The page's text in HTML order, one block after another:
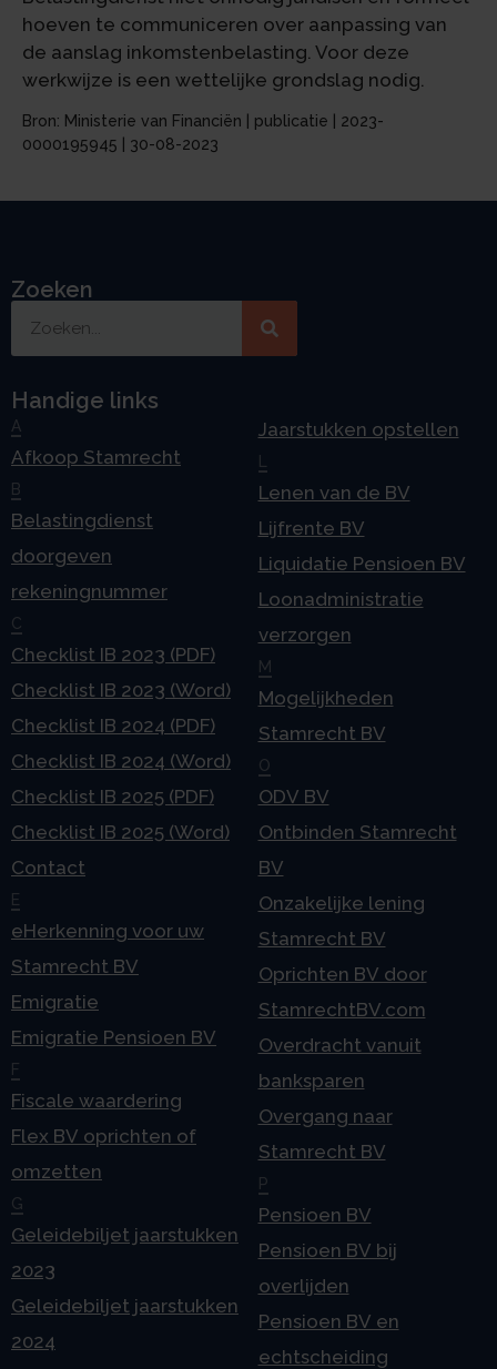
hoeven te communiceren over aanpassing van
de aanslag inkomstenbelasting. Voor deze
werkwijze is een wettelijke grondslag nodig.
Bron: Ministerie van Financiën | publicatie | 2023-
0000195945 | 30-08-2023
Zoeken
Handige links
A
Afkoop Stamrecht
B
Belastingdienst
doorgeven
rekeningnummer
C
Checklist IB 2023 (PDF)
Checklist IB 2023 (Word)
Checklist IB 2024 (PDF)
Checklist IB 2024 (Word)
Checklist IB 2025 (PDF)
Checklist IB 2025 (Word)
Contact
E
eHerkenning voor uw
Stamrecht BV
Emigratie
Emigratie Pensioen BV
F
Fiscale waardering
Flex BV oprichten of
omzetten
G
Geleidebiljet jaarstukken
2023
Geleidebiljet jaarstukken
2024
Jaarstukken opstellen
L
Lenen van de BV
Lijfrente BV
Liquidatie Pensioen BV
Loonadministratie
verzorgen
M
Mogelijkheden
Stamrecht BV
O
ODV BV
Ontbinden Stamrecht
BV
Onzakelijke lening
Stamrecht BV
Oprichten BV door
StamrechtBV.com
Overdracht vanuit
banksparen
Overgang naar
Stamrecht BV
P
Pensioen BV
Pensioen BV bij
overlijden
Pensioen BV en
echtscheiding